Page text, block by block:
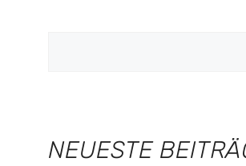
NEUESTE